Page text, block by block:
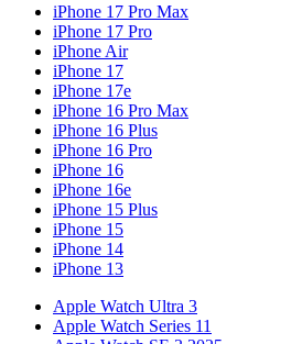
iPhone 17 Pro Max
iPhone 17 Pro
iPhone Air
iPhone 17
iPhone 17e
iPhone 16 Pro Max
iPhone 16 Plus
iPhone 16 Pro
iPhone 16
iPhone 16e
iPhone 15 Plus
iPhone 15
iPhone 14
iPhone 13
Apple Watch Ultra 3
Apple Watch Series 11